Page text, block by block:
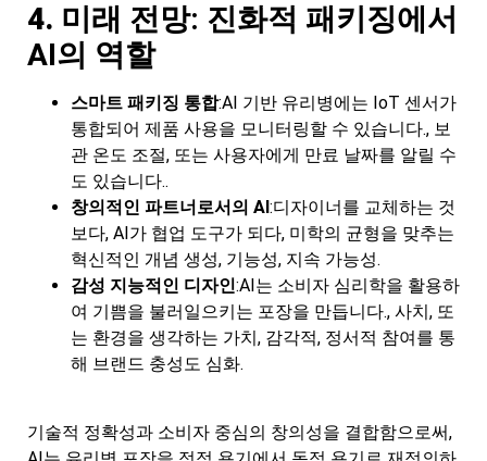
4. 미래 전망: 진화적 패키징에서
AI의 역할
스마트 패키징 통합:AI 기반 유리병에는 IoT 센서가
통합되어 제품 사용을 모니터링할 수 있습니다., 보
관 온도 조절, 또는 사용자에게 만료 날짜를 알릴 수
도 있습니다..
창의적인 파트너로서의 AI :디자이너를 교체하는 것
보다, AI가 협업 도구가 되다, 미학의 균형을 맞추는
혁신적인 개념 생성, 기능성, 지속 가능성.
감성 지능적인 디자인:AI는 소비자 심리학을 활용하
여 기쁨을 불러일으키는 포장을 만듭니다., 사치, 또
는 환경을 생각하는 가치, 감각적, 정서적 참여를 통
해 브랜드 충성도 심화.
기술적 정확성과 소비자 중심의 창의성을 결합함으로써,